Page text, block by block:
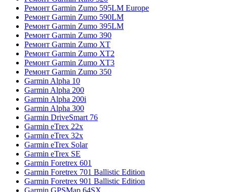
Ремонт Garmin Zumo 595LM Europe
Ремонт Garmin Zumo 590LM
Ремонт Garmin Zumo 395LM
Ремонт Garmin Zumo 390
Ремонт Garmin Zumo XT
Ремонт Garmin Zumo XT2
Ремонт Garmin Zumo XT3
Ремонт Garmin Zumo 350
Garmin Alpha 10
Garmin Alpha 200
Garmin Alpha 200i
Garmin Alpha 300
Garmin DriveSmart 76
Garmin eTrex 22x
Garmin eTrex 32x
Garmin eTrex Solar
Garmin eTrex SE
Garmin Foretrex 601
Garmin Foretrex 701 Ballistic Edition
Garmin Foretrex 901 Ballistic Edition
Garmin GPSMap 64SX